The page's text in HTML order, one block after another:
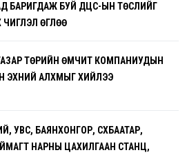
БАРИГДАЖ БУЙ ДЦС-ЫН ТӨСЛИЙГ
ЧИГЛЭЛ ӨГЛӨӨ
ТӨРИЙН ӨМЧИТ КОМПАНИУДЫН
ЭХНИЙ АЛХМЫГ ХИЙЛЭЭ
УВС, БАЯНХОНГОР, СҮХБААТАР,
НАРНЫ ЦАХИЛГААН СТАНЦ,